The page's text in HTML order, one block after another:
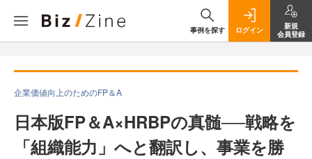
事例を探す ログイン
新規
会員登録
企業価値向上のためのFP＆A
日本版FP＆A×HRBPの真髄──戦略を
「組織能力」へと翻訳し、事業を勝